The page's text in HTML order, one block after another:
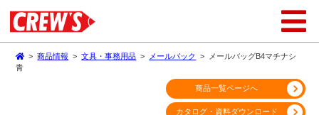
>商品情報 >文具・事務用品 > メールバック >
メールバッグB4マチナシ
青
商品一覧ページへ
カタログ・資料ダウンロード